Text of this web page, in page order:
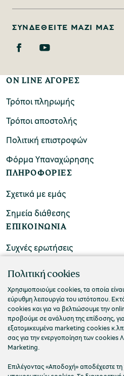
ΣΥΝΔΕΘΕΊΤΕ ΜΑΖΊ ΜΑΣ
ON LINE ΑΓΟΡΕΣ
Τρόποι πληρωμής
Τρόποι αποστολής
Πολιτική επιστροφών
Φόρμα Υπαναχώρησης
ΠΛΗΡΟΦΟΡΙΕΣ
Σχετικά με εμάς
Σημεία διάθεσης
ΕΠΙΚΟΙΝΩΝΙΑ
Συχνές ερωτήσεις
Επικοινωνήστε μαζί μας
Πολιτική cookies
Χρησιμοποιούμε cookies, τα οποία
εύρυθμη λειτουργία του ιστότοπου.
cookies και για να βελτιώσουμε την
προβούμε σε ανάλυση της επίδοσης,
εξατομικευμένα marketing cookies
σας για την ενεργοποίηση των cookies
Marketing.
Επιλέγοντας «Αποδοχή» αποδέχεστε